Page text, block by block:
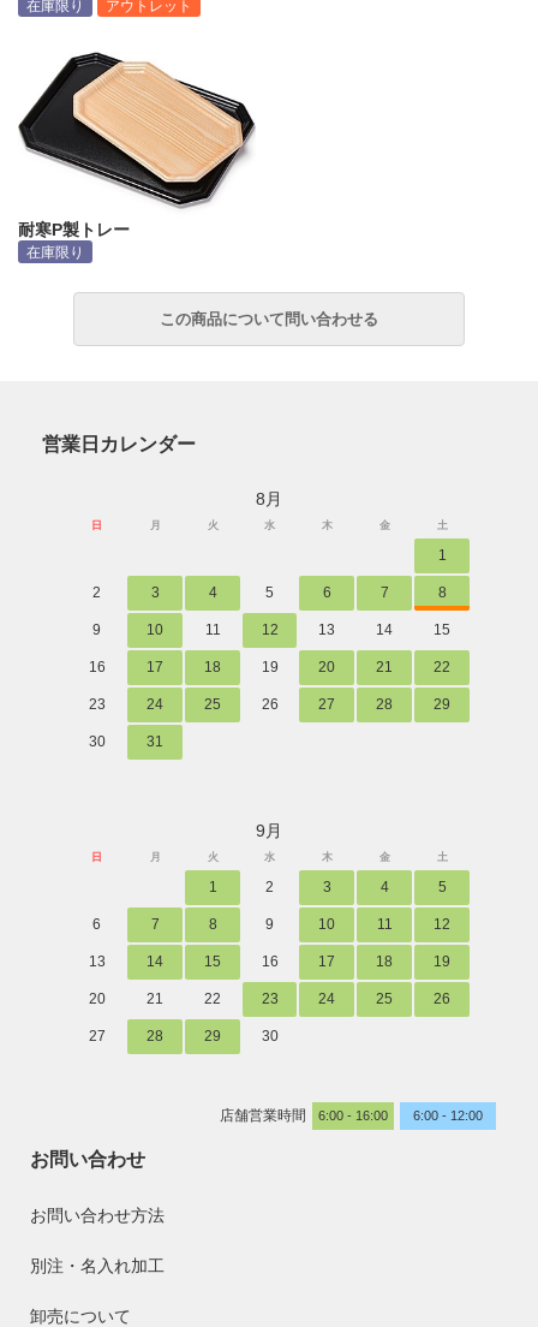
在庫限り アウトレット
耐寒P製トレー
在庫限り
営業日カレンダー
8月
日 月 火 水 木 金 土
1
2 3 4 5 6 7 8
9 10 11 12 13 14 15
16 17 18 19 20 21 22
23 24 25 26 27 28 29
30 31
9月
日 月 火 水 木 金 土
1 2 3 4 5
6 7 8 9 10 11 12
13 14 15 16 17 18 19
20 21 22 23 24 25 26
27 28 29 30
店舗営業時間 6:00 - 16:00 6:00 - 12:00
お問い合わせ
お問い合わせ方法
別注・名入れ加工
卸売について